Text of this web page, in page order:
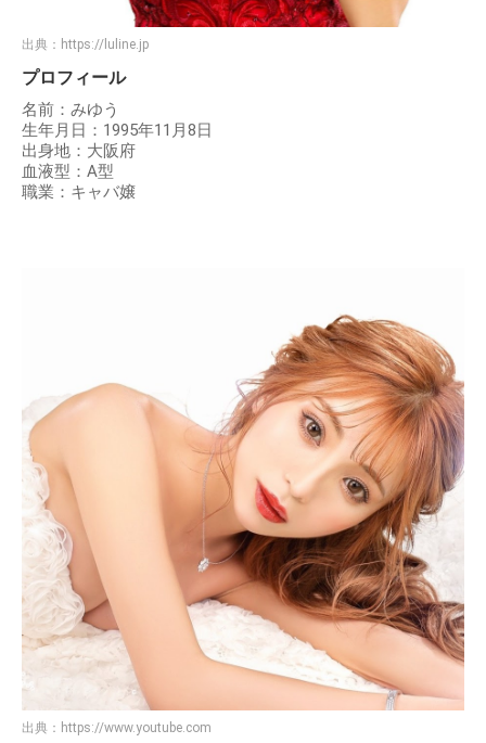
出典： https://luline.jp
プロフィール
名前：みゆう
生年月日：1995年11月8日
出身地：大阪府
血液型：A型
職業：キャバ嬢
出典： https://www.youtube.com